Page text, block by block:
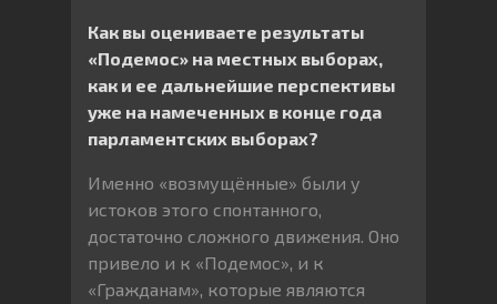
Как вы оцениваете результаты
«Подемос» на местных выборах,
как и ее дальнейшие перспективы
уже на намеченных в конце года
парламентских выборах?
Именно «возмущённые» были у
истоков этого спонтанного,
достаточно сложного движения. Оно
привело и к «Подемос», и к
«Гражданам», которые являются